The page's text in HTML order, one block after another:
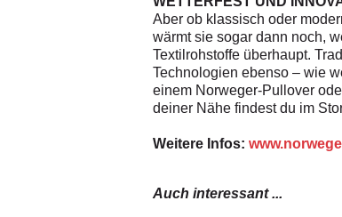
Aber ob klassisch oder
wärmt sie sogar dann noch,
Textilrohstoffe überhaupt.
Technologien ebenso – wie
einem Norweger-Pullover
deiner Nähe findest du im
Weitere Infos:
Auch interessant ...